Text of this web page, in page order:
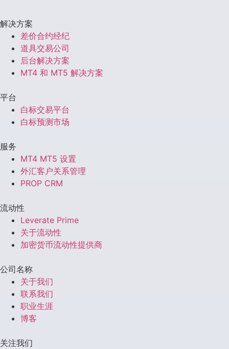
解决方案
差价合约经纪
道具交易公司
后台解决方案
MT4 和 MT5 解决方案
平台
白标交易平台
白标预测市场
服务
MT4 MT5 设置
外汇客户关系管理
PROP CRM
流动性
Leverate Prime
关于流动性
加密货币流动性提供商
公司名称
关于我们
联系我们
职业生涯
博客
关注我们